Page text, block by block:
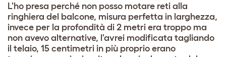
L'ho presa perché non posso motare reti alla
ringhiera del balcone, misura perfetta in larghezza,
invece per la profondità di 2 metri era troppo ma
non avevo alternative, l'avrei modificata tagliando
il telaio, 15 centimetri in più proprio erano